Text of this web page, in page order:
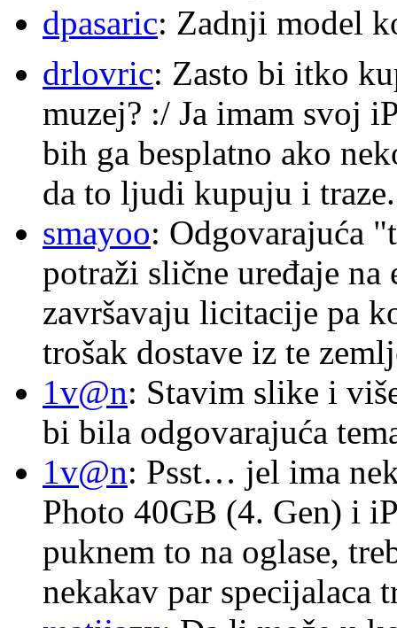
dpasaric: Zadnji model
drlovric: Zasto bi itko
muzej? :/ Ja imam svoj
bih ga besplatno ako
da to ljudi kupuju i traze.
smayoo: Odgovarajuća
potraži slične uređaje
završavaju licitacije pa
trošak dostave iz te
1v@n: Stavim slike i
bi bila odgovarajuća
1v@n: Psst… jel ima
Photo 40GB (4. Gen) i
puknem to na oglase,
nekakav par